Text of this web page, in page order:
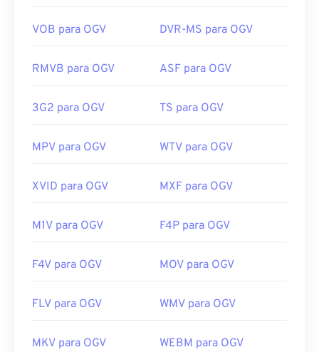
Desenvolvido por:
Fundação Xiph.Org
https://en.wikipedia.org/wiki/Ogg
VOB para OGV DVR-MS para OGV
RMVB para OGV ASF para OGV
3G2 para OGV TS para OGV
MPV para OGV WTV para OGV
XVID para OGV MXF para OGV
M1V para OGV F4P para OGV
F4V para OGV MOV para OGV
FLV para OGV WMV para OGV
MKV para OGV WEBM para OGV